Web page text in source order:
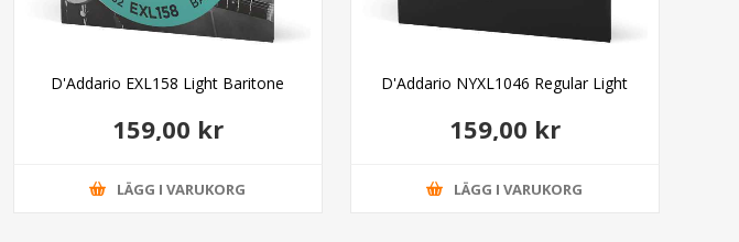
D'Addario EXL158 Light Baritone
159,00 kr
LÄGG I VARUKORG
D'Addario NYXL1046 Regular Light
159,00 kr
LÄGG I VARUKORG